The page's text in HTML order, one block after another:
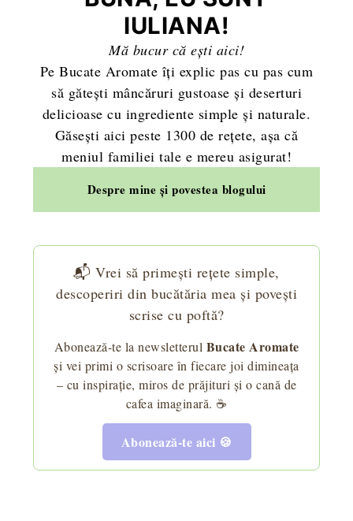
IULIANA!
Mă bucur că ești aici!
Pe Bucate Aromate îți explic pas cu pas cum
să gătești mâncăruri gustoase și deserturi
delicioase cu ingrediente simple și naturale.
Găsești aici peste 1300 de rețete, așa că
meniul familiei tale e mereu asigurat!
Despre mine și povestea blogului
📬 Vrei să primești rețete simple,
descoperiri din bucătăria mea și povești
scrise cu poftă?
Abonează-te la newsletterul Bucate Aromate
și vei primi o scrisoare în fiecare joi dimineața
– cu inspirație, miros de prăjituri și o cană de
cafea imaginară. ☕
Abonează-te aici 🍪